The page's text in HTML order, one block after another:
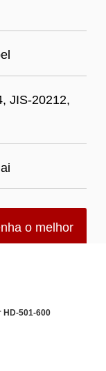
JIS-20212,
o melhor
501-600